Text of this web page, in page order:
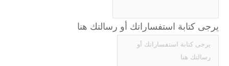
يرجى كتابة استفساراتك أو رسالتك هنا